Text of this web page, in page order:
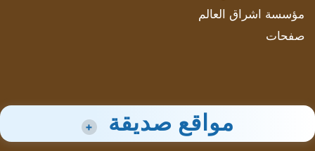
مؤسسة اشراق العالم
صفحات
مواقع صديقة +